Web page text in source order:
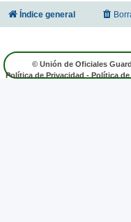
Índice general
© Unión de Oficiales
Política de Privacidad - Política